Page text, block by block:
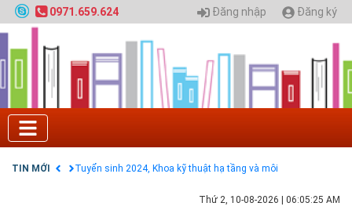
0971.659.624 Đăng nhập Đăng ký
TIN MỚI
Tuyển sinh 2025, Khoa kỹ thuật hạ tầng và môi
trường đô thị - Đại học Kiến trúc Hà Nội
Chính sách thanh toán
Tuyển sinh 2024, Khoa kỹ thuật hạ tầng và môi
trường đô thị - Đại học Kiến trúc Hà Nội
Thứ 2, 10-08-2026 06:05:25 AM